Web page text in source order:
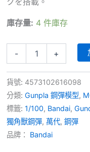
庫存量: 4 件庫存
-
MSN-
06S
Sinanju
(1/100)
新
洲
+
貨號: 4573102616098
分類:Gunpla 鋼彈模型,
標籤:1/100, Bandai,
獨角獸鋼彈,萬代,鋼彈
品牌： Bandai